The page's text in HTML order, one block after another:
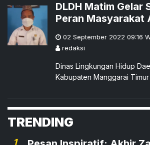
DLDH Matim Gelar
Peran Masyarakat
02 September 2022 09:16
redaksi
Dinas Lingkungan Hidup
Kabupaten Manggarai
Kearifan Lokal Terhadap
Pengelolaan Lingkungan
Manggarai Timur' yang
Kecamatan Borong pada
TRENDING
1